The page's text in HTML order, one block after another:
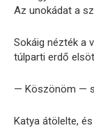
Az unokádat a
Sokáig nézték a
túlparti erdő
— Köszönöm —
Katya átölelte,